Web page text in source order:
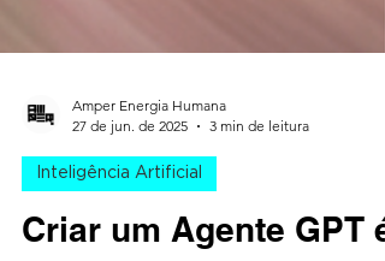
Amper Energia Humana
27 de jun. de 2025
Inteligência Artificial